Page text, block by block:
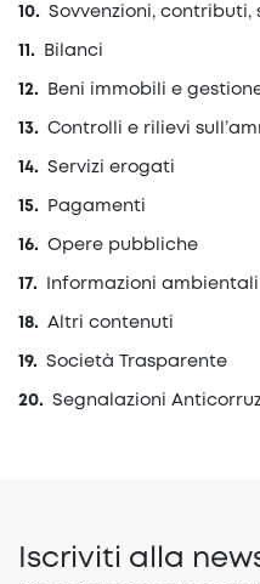
Sovvenzioni,
Bilanci
Beni immobili e
Controlli e rilievi
Servizi erogati
Pagamenti
Opere pubbliche
Informazioni ambientali
Altri contenuti
Società Trasparente
Segnalazioni
Iscriviti alla